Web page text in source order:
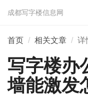
成都写字楼信息网
首页 相关文章 详
写字楼办
墙能激发